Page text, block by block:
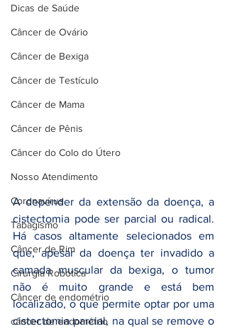
Dicas de Saúde
Câncer de Ovário
Câncer de Bexiga
Câncer de Testículo
Câncer de Mama
Câncer de Pênis
Câncer do Colo do Útero
Nosso Atendimento
Coronavírus
Tabagismo
Câncer de Rim
Cirurgia Robótica
Câncer de endométrio
câncer de endométrio
A depender da extensão da doença, a
cistectomia pode ser parcial ou radical.
Há casos altamente selecionados em
que, apesar da doença ter invadido a
camada muscular da bexiga, o tumor
não é muito grande e está bem
localizado, o que permite optar por uma
cistectomia parcial, na qual se remove o